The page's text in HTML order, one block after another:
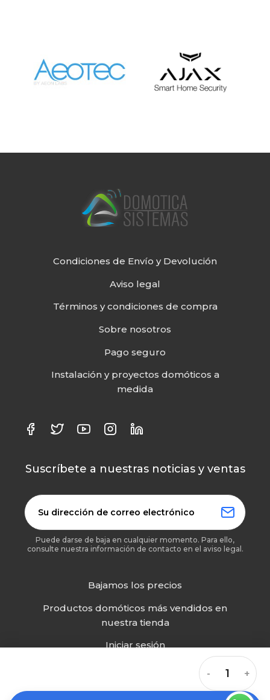
- +
Condiciones de Envío y Devolución
Aviso legal
Términos y condiciones de compra
Sobre nosotros
Pago seguro
Instalación y proyectos domóticos a
medida
Suscríbete a nuestras noticias y ventas
Puede darse de baja en cualquier momento. Para ello,
consulte nuestra información de contacto en el aviso legal.
Bajamos los precios
Productos domóticos más vendidos en
nuestra tienda
Iniciar sesión